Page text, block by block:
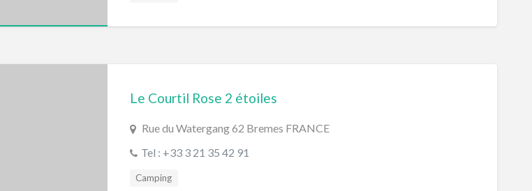
Le Courtil Rose 2 étoiles
Rue du Watergang 62 Bremes FRANCE
Tel : +33 3 21 35 42 91
Camping